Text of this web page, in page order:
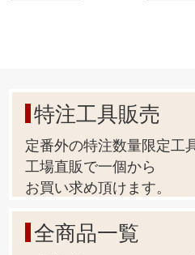
特注工具販売
定番外の特注数量限定工
工場直販で一個から
お買い求め頂けます。
全商品一覧